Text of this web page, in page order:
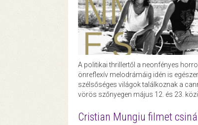
A politikai thrillertől a neonfényes
önreflexív melodrámáig idén is
szélsőséges világok találkoznak a
vörös szőnyegen május 12. és 23.
Cristian Mungiu filmet